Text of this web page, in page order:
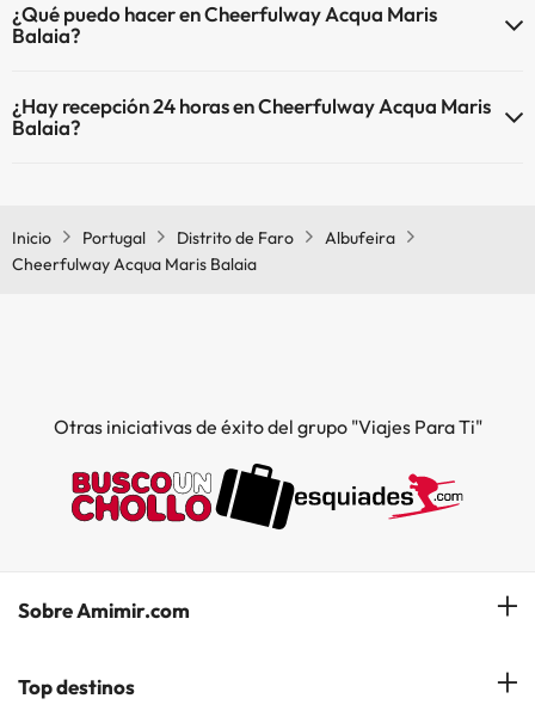
puede ser de pago) Aquí tienes más info sobre la piscina y otras
instalaciones.
¿Qué puedo hacer en Cheerfulway Acqua Maris
Balaia?
actividades (algunas pueden ser de pago).
¿Hay recepción 24 horas en Cheerfulway Acqua Maris
Balaia?
Inicio Portugal Distrito de Faro
Albufeira
Cheerfulway Acqua Maris Balaia
Otras iniciativas de éxito del grupo "Viajes Para Ti"
Sobre Amimir.com
¿Quiénes somos?
Top destinos